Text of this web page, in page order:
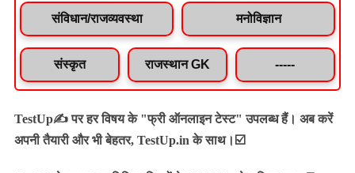
संविधान/राजव्यवस्था मनोविज्ञान
संस्कृत राजस्थान GK -----
TestUp✍️ पर हर विषय के "फ्री ऑनलाइन टेस्ट" उपलब्ध हैं। अब करें
अपनी तैयारी और भी बेहतर, TestUp.in के साथ।☑️